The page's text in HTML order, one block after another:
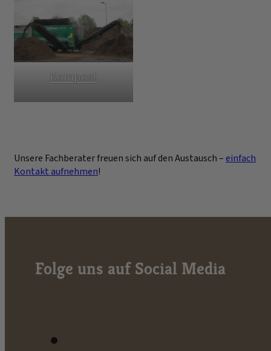
Kompost
Unsere Fachberater freuen sich auf den Austausch – einfach
Kontakt aufnehmen!
Folge uns auf Social Media